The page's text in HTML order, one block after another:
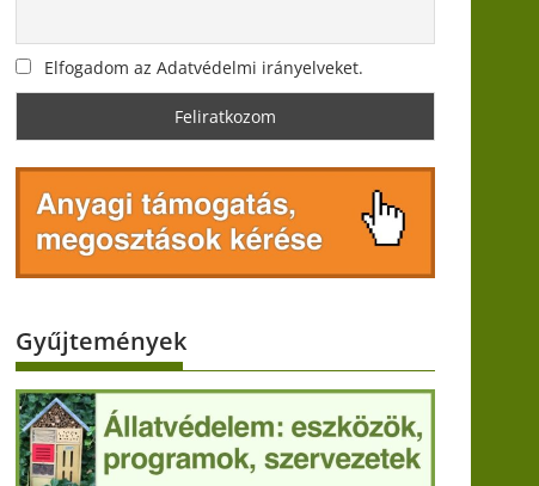
Elfogadom az Adatvédelmi irányelveket.
Gyűjtemények